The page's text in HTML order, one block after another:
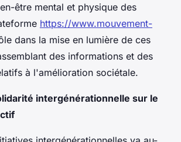
être mental et physique des
https://www.mouvement-
dans la mise en lumière de ces
des informations et des
à l'amélioration sociétale.
intergénérationnelle sur le